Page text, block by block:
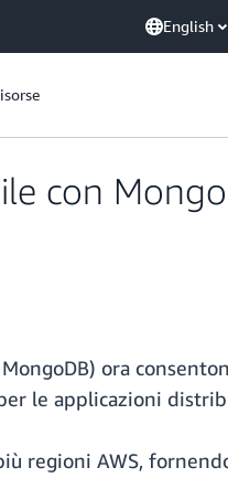
English
con
ora
le applicazioni
regioni AWS,